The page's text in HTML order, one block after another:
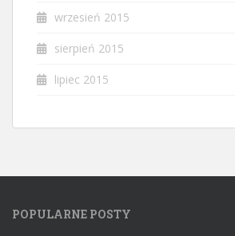
wrzesień 2015
sierpień 2015
lipiec 2015
POPULARNE POSTY